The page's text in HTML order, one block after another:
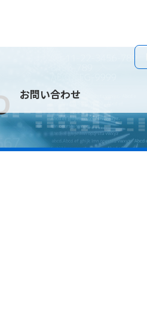
お問い合わせ